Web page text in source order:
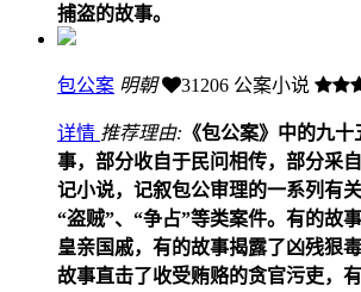
捕盗的故事。
包公案 明朝 31206 公案小说
详情 推荐理由: 《包公案》中的九
事，部分收自于民问相传，部分采
记小说，记叙包公审理的一系列有关
“盗贼”、“争占”等类案件。有的故
皇亲国戚，有的故事揭露了凶残狠
故事直击了收受贿赂的贪官污吏，